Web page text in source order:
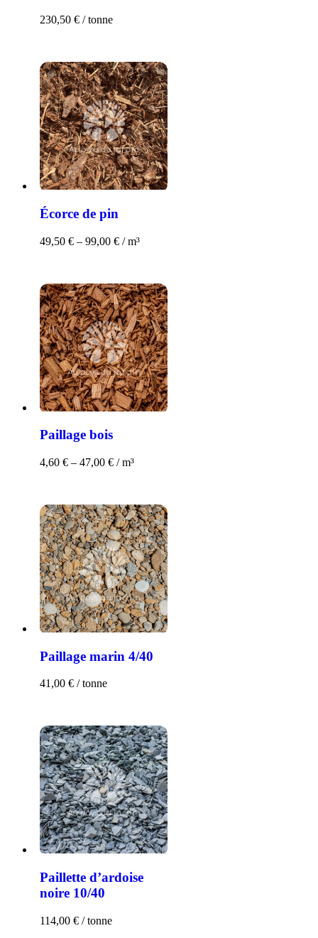
230,50 € / tonne
Écorce de pin
49,50 € – 99,00 € / m³
Paillage bois
4,60 € – 47,00 € / m³
Paillage marin 4/40
41,00 € / tonne
Paillette d’ardoise
noire 10/40
114,00 € / tonne